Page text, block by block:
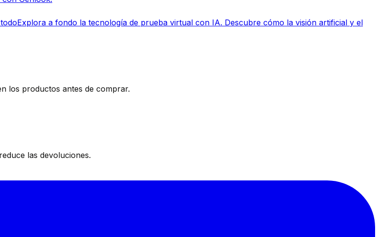
Explora a fondo la tecnología de prueba virtual con IA. Descubre cómo la visión artificial y el
los productos antes de comprar.
las devoluciones.